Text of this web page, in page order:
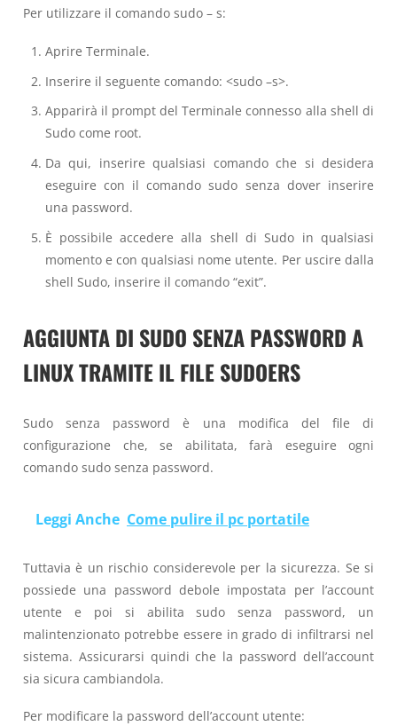
Per utilizzare il comando sudo – s:
Aprire Terminale.
Inserire il seguente comando: <sudo –s>.
Apparirà il prompt del Terminale connesso alla shell di
Sudo come root.
Da qui, inserire qualsiasi comando che si desidera
eseguire con il comando sudo senza dover inserire
una password.
È possibile accedere alla shell di Sudo in qualsiasi
momento e con qualsiasi nome utente. Per uscire dalla
shell Sudo, inserire il comando “exit”.
AGGIUNTA DI SUDO SENZA PASSWORD A
LINUX TRAMITE IL FILE SUDOERS
Sudo senza password è una modifica del file di
configurazione che, se abilitata, farà eseguire ogni
comando sudo senza password.
Leggi Anche Come pulire il pc portatile
Tuttavia è un rischio considerevole per la sicurezza. Se si
possiede una password debole impostata per l’account
utente e poi si abilita sudo senza password, un
malintenzionato potrebbe essere in grado di infiltrarsi nel
sistema. Assicurarsi quindi che la password dell’account
sia sicura cambiandola.
Per modificare la password dell’account utente: